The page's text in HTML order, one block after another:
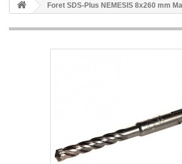
Foret SDS-Plus NEMESIS 8x260 mm